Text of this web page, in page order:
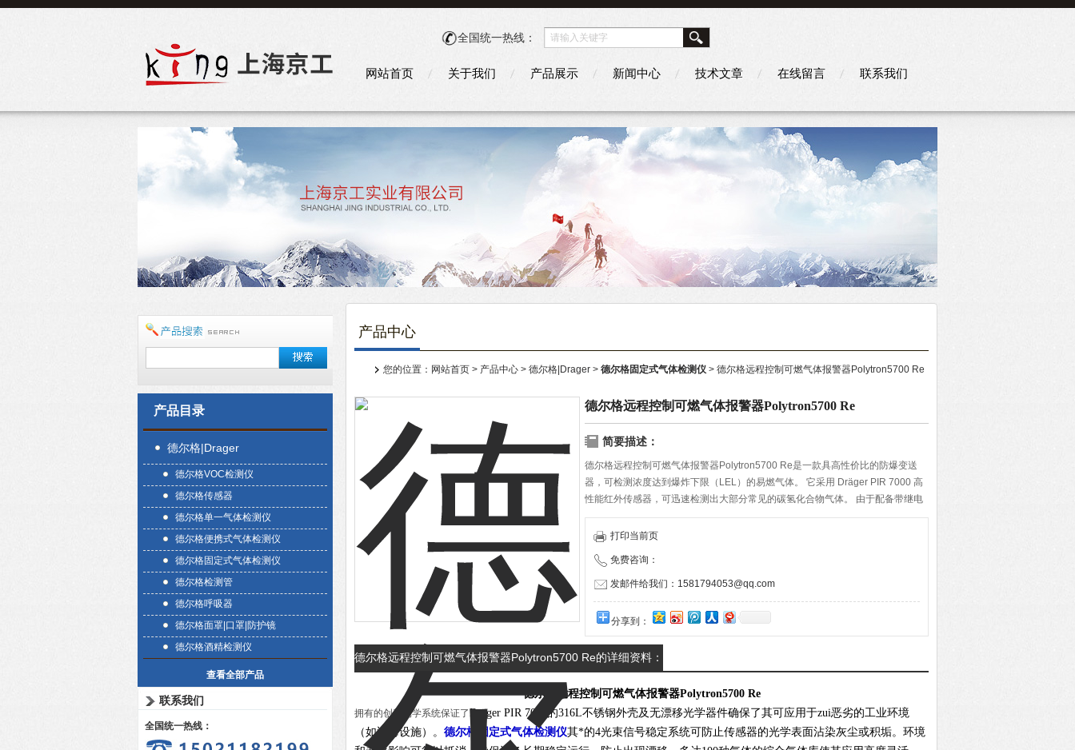
全国统一热线：
网站首页 关于我们 产品展示 新闻中心 技术文章 在线留言 联系我们
产品目录
德尔格|Drager
德尔格VOC检测仪
德尔格传感器
德尔格单一气体检测仪
德尔格便携式气体检测仪
德尔格固定式气体检测仪
德尔格检测管
德尔格呼吸器
德尔格面罩|口罩|防护镜
德尔格酒精检测仪
查看全部产品
联系我们
全国统一热线：
产品中心
您的位置： 网站首页 > 产品中心 > 德尔格|Drager > 德尔格固定式气体检测仪 > 德尔格远程控制可燃气体报警器Polytron5700 Re
德尔格远程控制可燃气体报警器Polytron5700 Re
简要描述：
德尔格远程控制可燃气体报警器Polytron5700 Re是一款具高性价比的防爆变送
器，可检测浓度达到爆炸下限（LEL）的易燃气体。 它采用 Dräger PIR 7000 高
性能红外传感器，可迅速检测出大部分常见的碳氢化合物气体。 由于配备带继电
器的 3 线、4 至 20毫安模拟输出，产品可与多数控制系统兼容。
打印当前页
免费咨询：
发邮件给我们：1581794053@qq.com
分享到：
德尔格远程控制可燃气体报警器Polytron5700 Re的详细资料：
德尔格远程控制可燃气体报警器Polytron5700 Re
拥有的创新光学系统保证了Dräger PIR 7000的316L不锈钢外壳及无漂移光学器件确保了其可应用于zui恶劣的工业环境
（如近海设施）。 德尔格固定式气体检测仪其*的4光束信号稳定系统可防止传感器的光学表面沾染灰尘或积垢。环境